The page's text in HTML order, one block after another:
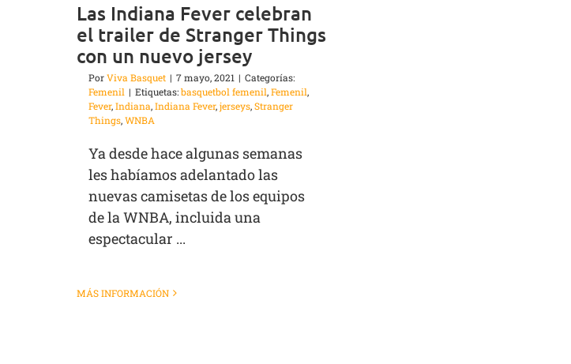
Las Indiana Fever celebran
el trailer de Stranger Things
con un nuevo jersey
PorViva Basquet | 7 mayo, 2021 | Categorías:
Femenil | Etiquetas:basquetbol femenil,Femenil,
Fever,Indiana,Indiana Fever,jerseys,Stranger
Things,WNBA
Ya desde hace algunas semanas
les habíamos adelantado las
nuevas camisetas de los equipos
de la WNBA, incluida una
espectacular ...
MÁS INFORMACIÓN